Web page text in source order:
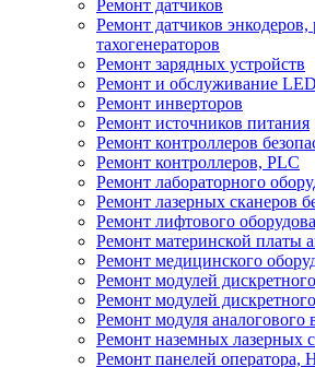
Ремонт датчиков
Ремонт датчиков энкодеров,
тахогенераторов
Ремонт зарядных устройств
Ремонт и обслуживание
Ремонт инверторов
Ремонт источников питания
Ремонт контроллеров
Ремонт контроллеров, PLC
Ремонт лабораторного
Ремонт лазерных сканеров
Ремонт лифтового
Ремонт материнской платы
Ремонт медицинского
Ремонт модулей
Ремонт модулей
Ремонт модуля аналогового
Ремонт наземных лазерных
Ремонт панелей оператора,